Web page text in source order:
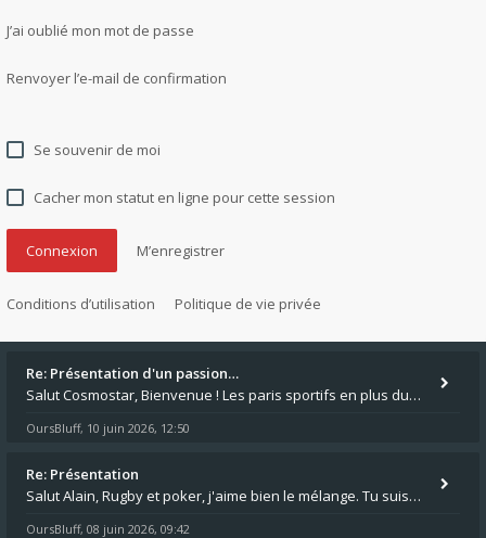
J’ai oublié mon mot de passe
Renvoyer l’e-mail de confirmation
Se souvenir de moi
Cacher mon statut en ligne pour cette session
M’enregistrer
Conditions d’utilisation Politique de vie privée
Re: Présentation d'un passion…
Salut Cosmostar, Bienvenue ! Les paris sportifs en plus du poker, c'est ce que je fais aussi. Surtout la NBA, je mise su
OursBluff, 10 juin 2026, 12:50
Re: Présentation
Salut Alain, Rugby et poker, j'aime bien le mélange. Tu suis le rugby du coin ? Moi j'essaie d'aller voir des matchs de
OursBluff, 08 juin 2026, 09:42